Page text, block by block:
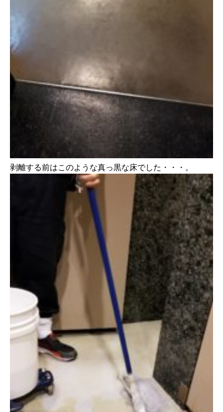
剥離する前はこのような真っ黒な床でした・・・。